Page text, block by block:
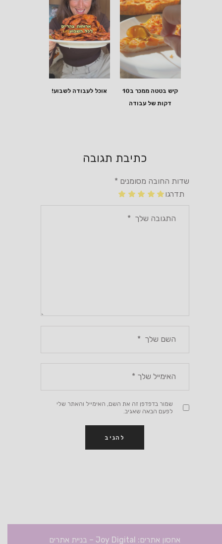
אוכל לעבודה לשבוע!
קיש בטטה ממכר ב10
דקות של עבודה
כתיבת תגובה
שדות החובה מסומנים *
תדרגו
שמור בדפדפן זה את השם, האימייל והאתר שלי
לפעם הבאה שאגיב.
אחסון אתרים: Joy Digital – בניית אתרים